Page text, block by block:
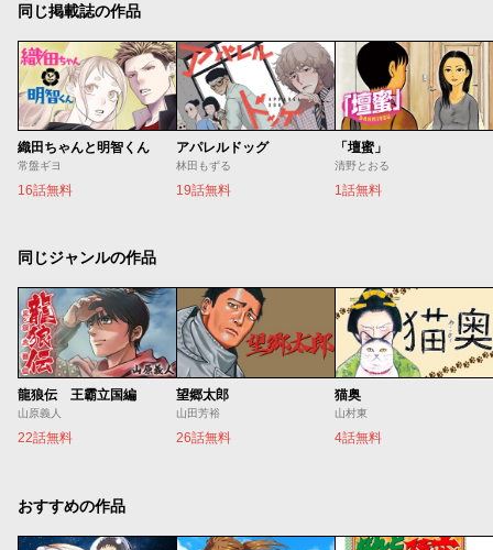
同じ掲載誌の作品
織田ちゃんと明智くん
常盤ギヨ
16話無料
アパレルドッグ
林田もずる
19話無料
「壇蜜」
清野とおる
1話無料
同じジャンルの作品
龍狼伝 王霸立国編
山原義人
22話無料
望郷太郎
山田芳裕
26話無料
猫奥
山村東
4話無料
おすすめの作品